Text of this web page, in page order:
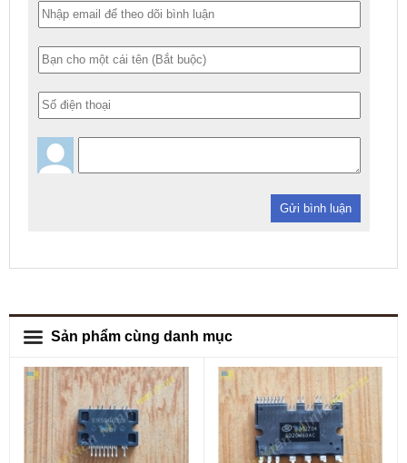
Gửi bình luận
Sản phẩm cùng danh mục